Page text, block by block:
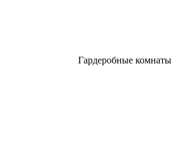
Гардеробные комнаты